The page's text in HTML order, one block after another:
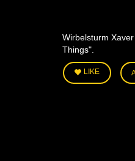
Wirbelsturm
Things".
LIKE